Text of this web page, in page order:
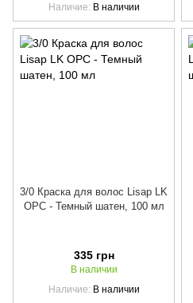
Наличие В наличии
3/0 Краска для волос Lisap LK
OPC - Темный шатен, 100 мл
335 грн
В наличии
Наличие В наличии